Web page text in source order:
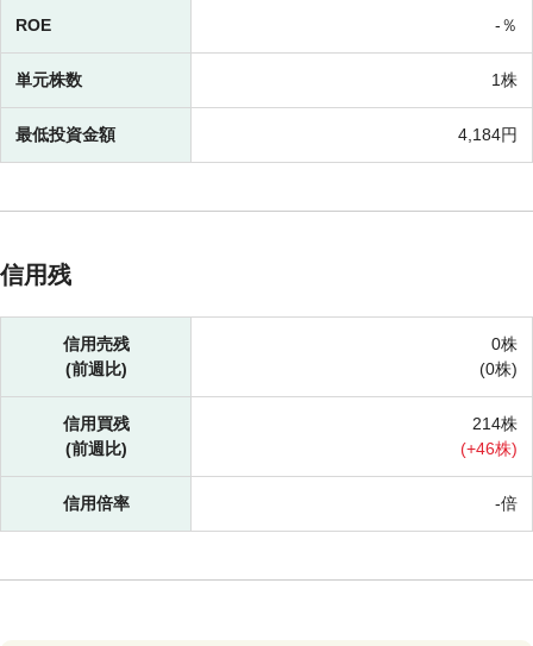
ROE -％
単元株数 1株
最低投資金額 4,184円
信用残
信用売残
(前週比)
0株
(0株)
信用買残
(前週比)
214株
(+46株)
信用倍率 -倍